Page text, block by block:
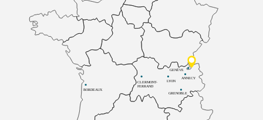
BORDEAUX
CLERMONT-
FERRAND
LYON
ANNECY
GRENOBLE
GENÈVE